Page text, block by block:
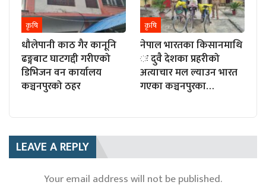
कृषि
धौलेपानी काठ गैर कानूनि
ढङ्गबाट घाटगद्दी गरीएको
डिभिजन वन कार्यालय
कञ्चनपुरको ठहर
कृषि
नेपाल भारतका किसानमाथि
ः दुवै देशका प्रहरीको
अत्याचार मल ल्याउन भारत
गएका कञ्चनपुरका…
LEAVE A REPLY
Your email address will not be published.